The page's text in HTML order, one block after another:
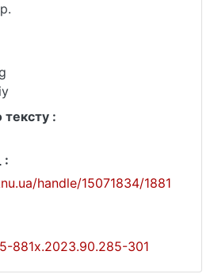
тексту :
:
handle/15071834/1881
881x.2023.90.285-301